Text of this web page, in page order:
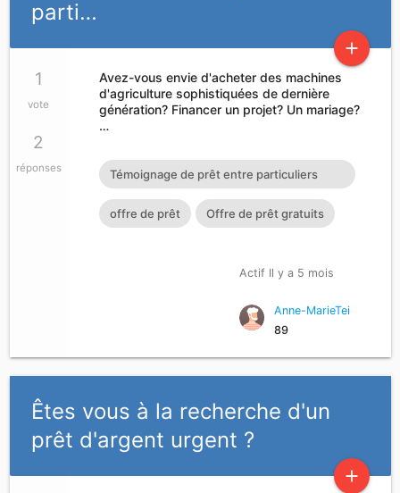
parti…
add
1
vote
2
réponses
Avez-vous envie d'acheter des machines
d'agriculture sophistiquées de dernière
génération? Financer un projet? Un mariage?
…
Témoignage de prêt entre particuliers
sérieux Prêt entre particuliers en ligne
Prêt personnel Prêt urgent Acheter une
cherylgremont3@gmail.com
offre de prêt Offre de prêt gratuits
Actif Il y a 5 mois
Anne-MarieTei
89
Êtes vous à la recherche d'un
prêt d'argent urgent ?
add